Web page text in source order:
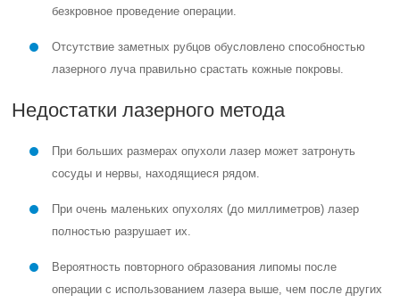
безкровное проведение операции.
Отсутствие заметных рубцов обусловлено способностью
лазерного луча правильно срастать кожные покровы.
Недостатки лазерного метода
При больших размерах опухоли лазер может затронуть
сосуды и нервы, находящиеся рядом.
При очень маленьких опухолях (до миллиметров) лазер
полностью разрушает их.
Вероятность повторного образования липомы после
операции с использованием лазера выше, чем после других